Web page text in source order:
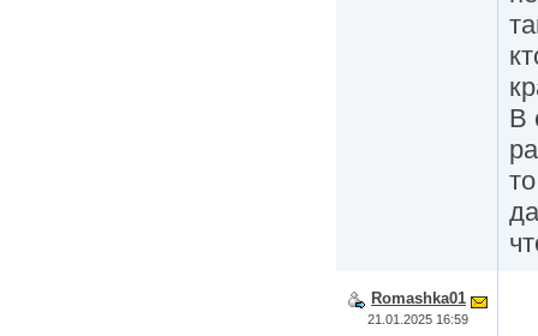
В
Romashka01
21.01.2025 16:59